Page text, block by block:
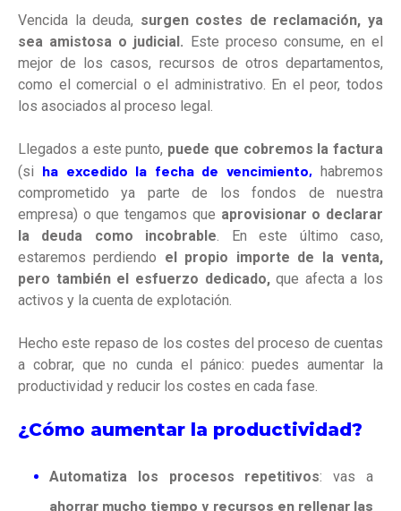
Vencida la deuda, surgen costes de reclamación, ya
sea amistosa o judicial. Este proceso consume, en el
mejor de los casos, recursos de otros departamentos,
como el comercial o el administrativo. En el peor, todos
los asociados al proceso legal.
Llegados a este punto, puede que cobremos la factura
(si ha excedido la fecha de vencimiento, habremos
comprometido ya parte de los fondos de nuestra
empresa) o que tengamos que aprovisionar o declarar
la deuda como incobrable. En este último caso,
estaremos perdiendo el propio importe de la venta,
pero también el esfuerzo dedicado,que afecta a los
activos y la cuenta de explotación.
Hecho este repaso de los costes del proceso de cuentas
a cobrar, que no cunda el pánico: puedes aumentar la
productividad y reducir los costes en cada fase.
¿Cómo aumentar la productividad?
Automatiza los procesos repetitivos: vas a
ahorrar mucho tiempo y recursos en rellenar las